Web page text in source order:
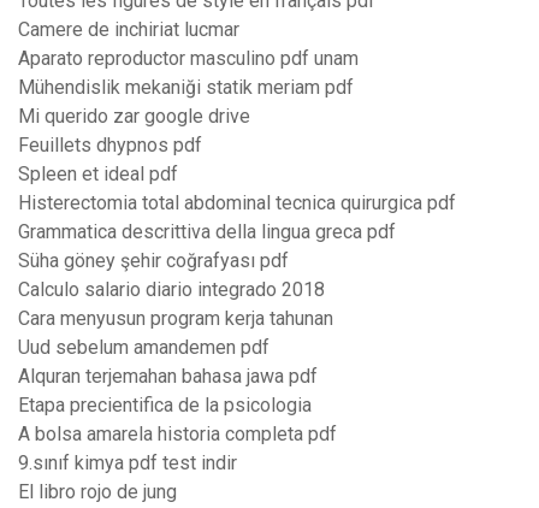
Camere de inchiriat lucmar
Aparato reproductor masculino pdf unam
Mühendislik mekaniği statik meriam pdf
Mi querido zar google drive
Feuillets dhypnos pdf
Spleen et ideal pdf
Histerectomia total abdominal tecnica quirurgica pdf
Grammatica descrittiva della lingua greca pdf
Süha göney şehir coğrafyası pdf
Calculo salario diario integrado 2018
Cara menyusun program kerja tahunan
Uud sebelum amandemen pdf
Alquran terjemahan bahasa jawa pdf
Etapa precientifica de la psicologia
A bolsa amarela historia completa pdf
9.sınıf kimya pdf test indir
El libro rojo de jung